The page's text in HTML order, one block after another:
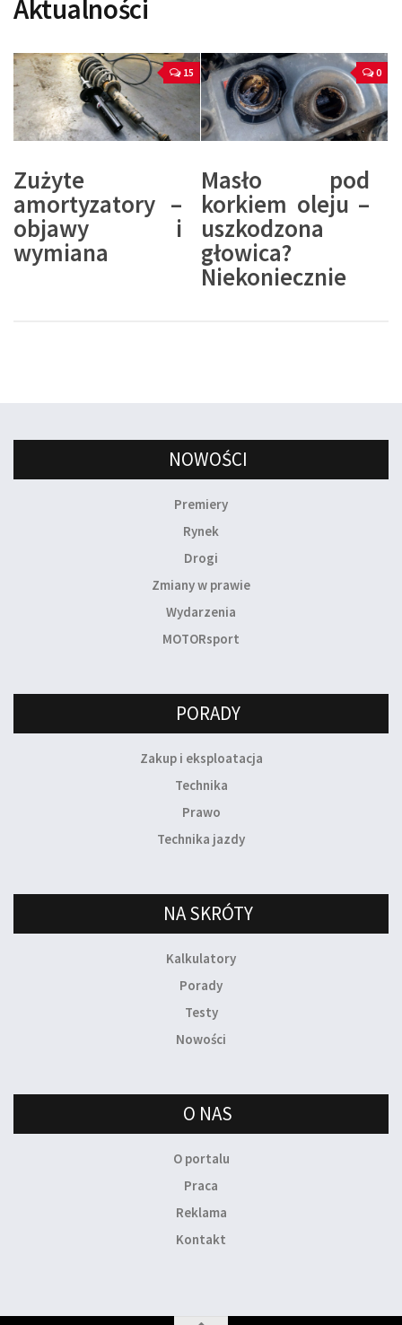
Aktualności
15
Zużyte
amortyzatory –
objawy i
wymiana
0
Masło pod
korkiem oleju –
uszkodzona
głowica?
Niekoniecznie
NOWOŚCI
Premiery
Rynek
Drogi
Zmiany w prawie
Wydarzenia
MOTORsport
PORADY
Zakup i eksploatacja
Technika
Prawo
Technika jazdy
NA SKRÓTY
Kalkulatory
Porady
Testy
Nowości
O NAS
O portalu
Praca
Reklama
Kontakt